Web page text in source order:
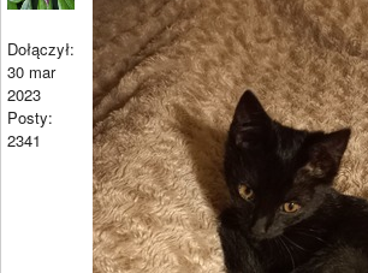
Dołączył:
30 mar
2023
Posty:
2341